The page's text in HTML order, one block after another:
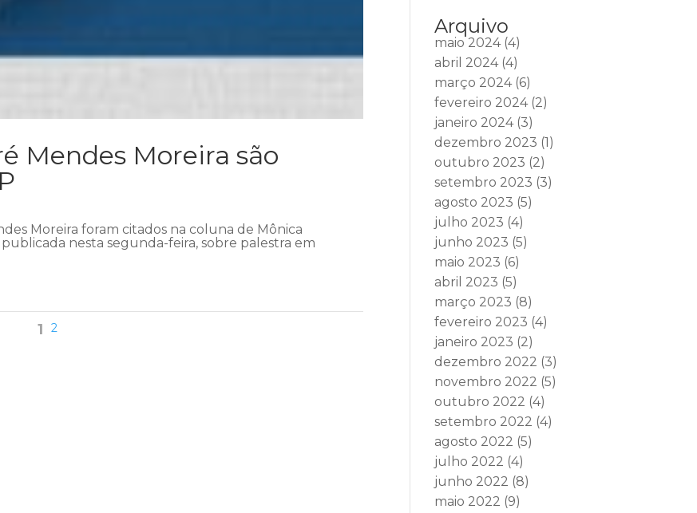
Mendes Moreira são
Moreira foram citados na coluna de Mônica
nesta segunda-feira, sobre palestra em
1 2
Arquivo
maio 2024(4)
abril 2024(4)
março 2024(6)
fevereiro 2024(2)
janeiro 2024(3)
dezembro 2023 (1)
outubro 2023 (2)
setembro 2023 (3)
agosto 2023 (5)
julho 2023 (4)
junho 2023 (5)
maio 2023 (6)
abril 2023 (5)
março 2023 (8)
fevereiro 2023 (4)
janeiro 2023 (2)
dezembro 2022 (3)
novembro 2022 (5)
outubro 2022 (4)
setembro 2022 (4)
agosto 2022 (5)
julho 2022 (4)
junho 2022 (8)
maio 2022 (9)